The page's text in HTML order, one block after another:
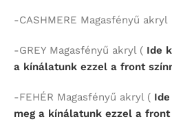
-CASHMERE Magasfényű akryl
-GREY Magasfényű akryl ( Ide
a kínálatunk ezzel a front
-FEHÉR Magasfényű akryl (
meg a kínálatunk ezzel a